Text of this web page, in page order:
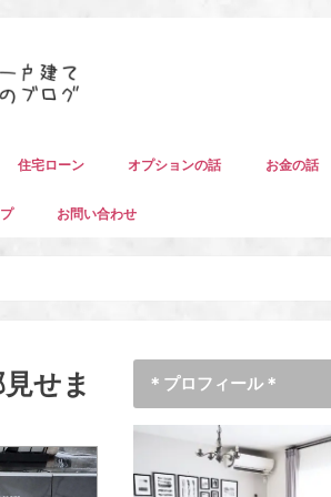
住宅ローン オプションの話 お金の話
お問い合わせ
せま
＊プロフィール＊